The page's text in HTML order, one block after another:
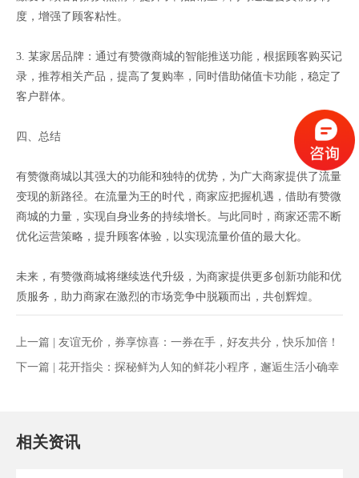
度，增强了顾客粘性。
3. 某家居品牌：通过有赞微商城的智能推送功能，根据顾客购买记
录，推荐相关产品，提高了复购率，同时借助储值卡功能，稳定了
客户群体。
四、总结
有赞微商城以其强大的功能和独特的优势，为广大商家提供了流量
变现的新路径。在流量为王的时代，商家应把握机遇，借助有赞微
商城的力量，实现自身业务的持续增长。与此同时，商家还需不断
优化运营策略，提升顾客体验，以实现流量价值的最大化。
未来，有赞微商城将继续迭代升级，为商家提供更多创新功能和优
质服务，助力商家在激烈的市场竞争中脱颖而出，共创辉煌。
上一篇 | 友谊无价，券享惊喜：一券在手，好友共分，快乐加倍！
下一篇 | 花开指尖：探秘鲜为人知的鲜花小程序，邂逅生活小确幸
相关资讯